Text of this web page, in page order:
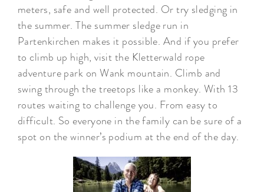
meters, safe and well protected. Or try sledging in
the summer. The summer sledge run in
Partenkirchen makes it possible. And if you prefer
to climb up high, visit the Kletterwald rope
adventure park on Wank mountain. Climb and
swing through the treetops like a monkey. With 13
routes waiting to challenge you. From easy to
difficult. So everyone in the family can be sure of a
spot on the winner’s podium at the end of the day.